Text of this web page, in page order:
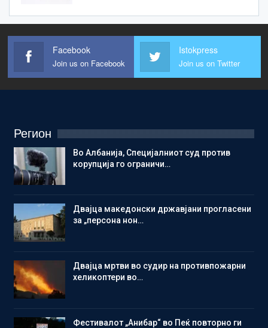
Facebook
Join us on Facebook
Istokpress
Join us on Twitter
Регион
Во Албанија, Специјалниот суд против
корупција го ограничи…
Двајца македонски државјани прогласени
за „персона нон…
Двајца мртви во судир на противпожарни
хеликоптери во…
Фестивалот „Анибар“ во Пеќ повторно ги